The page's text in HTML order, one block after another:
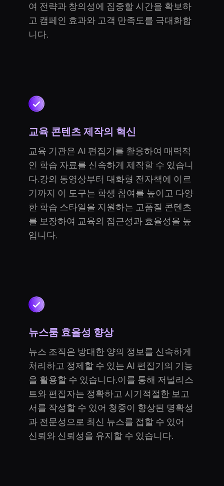
여 전략과 창의성에 집중할 시간을 확보하
고 캠페인 효과와 고객 만족도를 극대화합
니다.
교육 콘텐츠 제작의 혁신
교육 기관은 AI 편집기를 활용하여 매력적
인 학습 자료를 신속하게 제작할 수 있습니
다.강의 동영상부터 대화형 전자책에 이르
기까지 이 도구는 학생 참여를 높이고 다양
한 학습 스타일을 지원하는 고품질 콘텐츠
를 보장하여 교육의 접근성과 효율성을 높
입니다.
뉴스룸 효율성 향상
뉴스 조직은 방대한 양의 정보를 신속하게
처리하고 정제할 수 있는 AI 편집기의 기능
을 활용할 수 있습니다.이를 통해 저널리스
트와 편집자는 정확하고 시기적절한 보고
서를 작성할 수 있어 청중이 향상된 명확성
과 전문성으로 최신 뉴스를 접할 수 있어
신뢰와 신뢰성을 유지할 수 있습니다.